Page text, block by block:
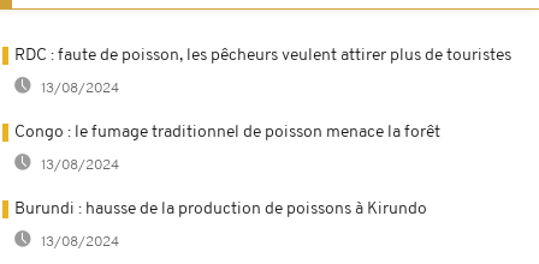
RDC : faute de poisson, les pêcheurs veulent attirer plus de touristes
13/08/2024
Congo : le fumage traditionnel de poisson menace la forêt
13/08/2024
Burundi : hausse de la production de poissons à Kirundo
13/08/2024